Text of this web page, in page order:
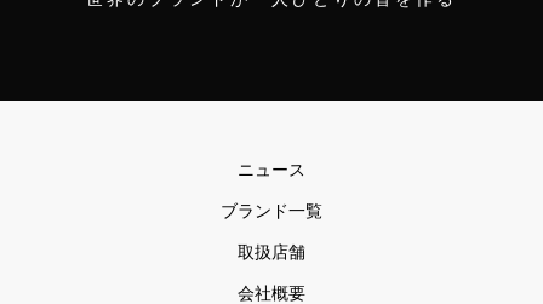
ニュース
ブランド一覧
取扱店舗
会社概要